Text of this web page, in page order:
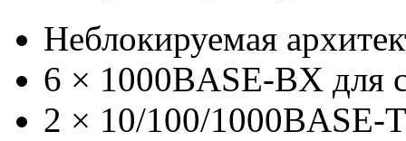
Неблокируемая
6 × 1000BASE-BX для
2 × 10/100/1000BASE-T